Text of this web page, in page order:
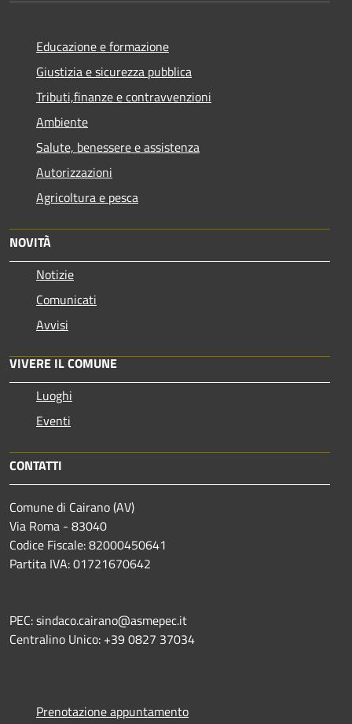
Educazione e formazione
Giustizia e sicurezza pubblica
Tributi,finanze e contravvenzioni
Ambiente
Salute, benessere e assistenza
Autorizzazioni
Agricoltura e pesca
NOVITÀ
Notizie
Comunicati
Avvisi
VIVERE IL COMUNE
Luoghi
Eventi
CONTATTI
Comune di Cairano (AV)
Via Roma - 83040
Codice Fiscale: 82000450641
Partita IVA: 01721670642
PEC: sindaco.cairano@asmepec.it
Centralino Unico: +39 0827 37034
Prenotazione appuntamento